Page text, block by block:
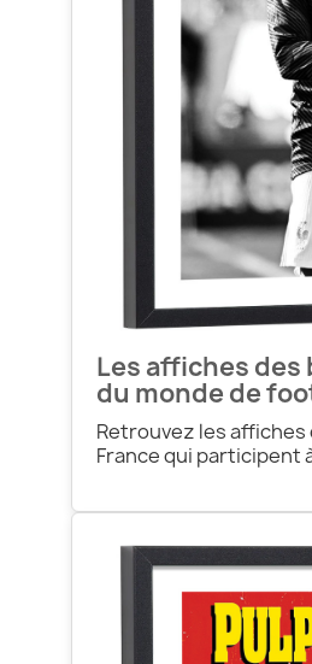
Les affiches des
du monde de
Retrouvez les
France qui participent